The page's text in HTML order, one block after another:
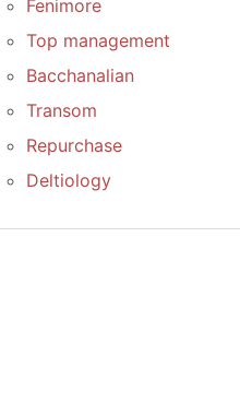
Fenimore
Top management
Bacchanalian
Transom
Repurchase
Deltiology